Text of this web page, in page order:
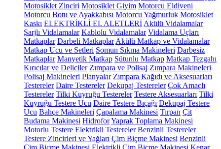
Motosiklet Zinciri Motosiklet Giyim Motorcu Eldiveni
Motorcu Botu ve Ayakkabısı Motorcu Yağmurluk Motosiklet
Kaskı ELEKTRİKLİ EL ALETLERİ Akülü Vidalamalar
Şarjlı Vidalamalar Kablolu Vidalamalar Vidalama Uçları
Matkaplar Darbeli Matkaplar Akülü Matkap ve Vidalamalar
Matkap Ucu ve Setleri Somun Sıkma Makineleri Darbesiz
Matkaplar Manyetik Matkap Sütunlu Matkap Matkap Tezgahı
Kırıcılar ve Deliciler Zımpara ve Polisaj Zımpara Makineleri
Polisaj Makineleri Planyalar Zımpara Kağıdı ve Aksesuarları
Testereler Daire Testereler Dekupaj Testereler Çok Amaçlı
Testereler Tilki Kuyruğu Testereler Testere Aksesuarları Tilki
Kuyruğu Testere Ucu Daire Testere Bıçağı Dekupaj Testere
Ucu Bahçe Makineleri Çapalama Makinesi Tırpan Çit
Budama Makinesi HidroforYaprak Toplama Makinesi
Motorlu Testere Elektrikli Testereler Benzinli Testereler
Testere Zincirleri ve Yağları Çim Biçme Makinesi Benzinli
Çim Biçme Makinesi Elektrikli Çim Biçme Makinesi Kenar